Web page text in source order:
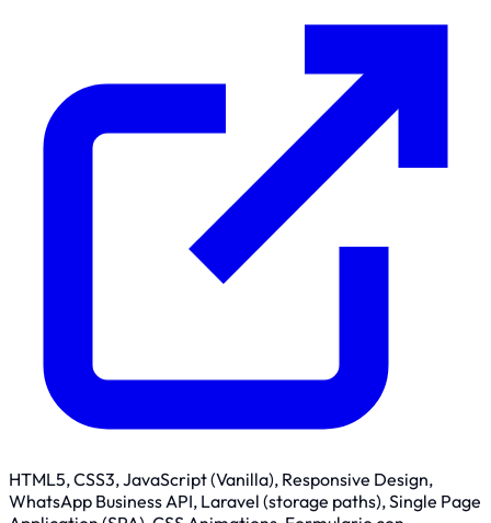
HTML5, CSS3, JavaScript (Vanilla), Responsive Design,
WhatsApp Business API, Laravel (storage paths), Single Page